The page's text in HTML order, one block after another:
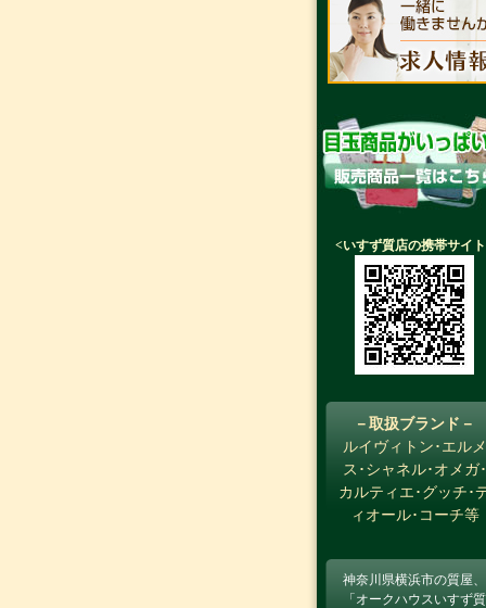
<いすず質店の携帯サイ
－取扱ブランド－
ルイヴィトン･エルメ
ス･シャネル･オメガ･
カルティエ･グッチ･
ィオール･コーチ等
神奈川県横浜市の質屋、
「オークハウスいすず質